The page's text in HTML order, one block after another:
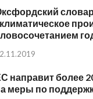
направит более
меры по